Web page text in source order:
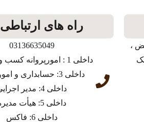
،
راه های ارتباطی
03136635049
داخلی 1 : امورپروانه کسب و بازرسی
داخلی 3: حسابداری و امور مالی
داخلی 4: مدیر اجرایی
داخلی 5: هیأت مدیره
داخلی 6: فاکس